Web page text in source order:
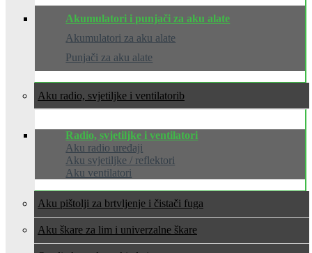
Akumulatori i punjači za aku alate
Akumulatori za aku alate
Punjači za aku alate
Aku radio, svjetiljke i ventilatori
Radio, svjetiljke i ventilatori
Aku radio uređaji
Aku svjetiljke / reflektori
Aku ventilatori
Aku pištolji za brtvljenje i čistači fuga
Aku škare za lim i univerzalne škare